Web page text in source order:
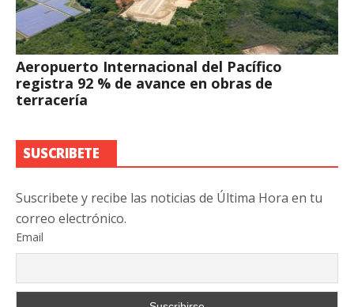
Aeropuerto Internacional del Pacífico
registra 92 % de avance en obras de
terracería
SUSCRIBETE
Suscribete y recibe las noticias de Última Hora en tu
correo electrónico.
Email